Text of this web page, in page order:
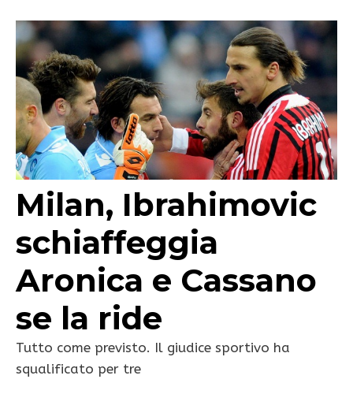
Milan, Ibrahimovic
schiaffeggia
Aronica e Cassano
se la ride
Tutto come previsto. Il giudice sportivo ha
squalificato per tre